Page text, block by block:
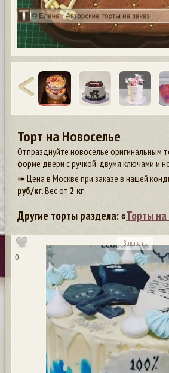
Торт на Новоселье
Отпразднуйте новоселье оригинальным
форме двери с ручкой, двумя ключами и
➠ Цена в Москве при заказе в нашей
руб/кг. Вес от 2 кг.
Другие торты раздела: «Торты на
0
Заказать